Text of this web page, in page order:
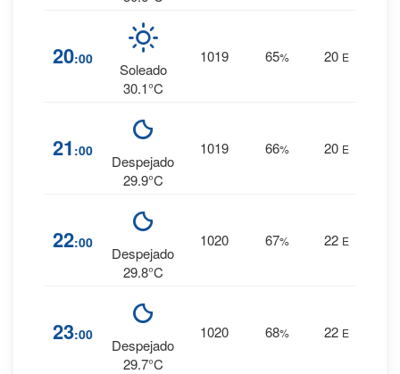
20:00
Soleado
30.1°C
1019 65% 20 E
21 :00
Despejado
29.9°C
1019 66% 20 E
22:00
Despejado
29.8°C
1020 67% 22 E
23:00
Despejado
29.7°C
1020 68% 22 E